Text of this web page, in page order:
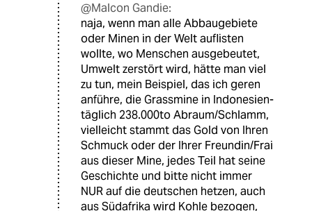
@Malcon Gandie:
naja, wenn man alle Abbaugebiete
oder Minen in der Welt auflisten
wollte, wo Menschen ausgebeutet,
Umwelt zerstört wird, hätte man viel
zu tun, mein Beispiel, das ich geren
anführe, die Grassmine in Indonesien-
täglich 238.000to Abraum/Schlamm,
vielleicht stammt das Gold von Ihren
Schmuck oder der Ihrer Freundin/Frai
aus dieser Mine, jedes Teil hat seine
Geschichte und bitte nicht immer
NUR auf die deutschen hetzen, auch
aus Südafrika wird Kohle bezogen,